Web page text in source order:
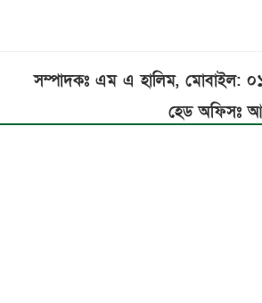
সম্পাদকঃ এম এ হালিম, মোবাইল:
হেড অফিসঃ